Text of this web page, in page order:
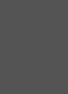
Daha fazla bilgi
Ispartakule